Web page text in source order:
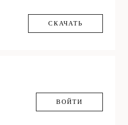
СКАЧАТЬ
ВОЙТИ